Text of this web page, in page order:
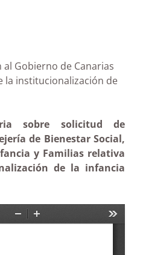
Gobierno de Canarias
la institucionalización de
sobre solicitud de
de Bienestar Social,
y Familias relativa
de la infancia